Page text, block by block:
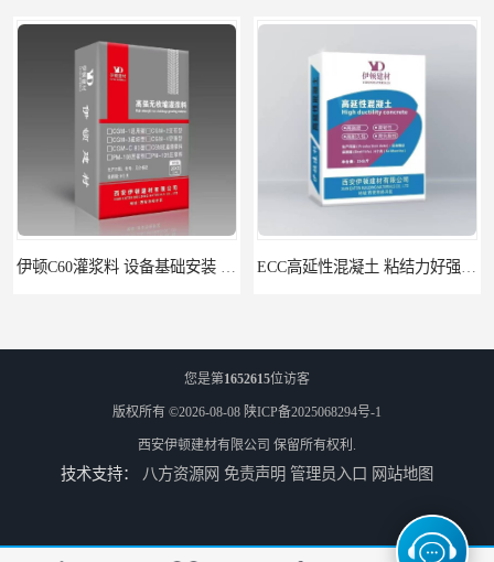
伊顿C60灌浆料 设备基础安装 梁柱改造加固二次灌浆料 ECC高延性混凝土 粘结力好强度高 可弯曲抗震不开裂
伊顿 水泥路面修补料 路面破损起皮快速修补 2小时通车
您是第1652615位访客
版权所有 ©2026-08-08 陕ICP备2025068294号-1
西安伊顿建材有限公司 保留所有权利.
技术支持： 八方资源网 免责声明 管理员入口 网站地图